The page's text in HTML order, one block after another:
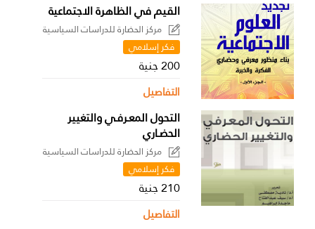
القيم في الظاهرة الاجتماعية
مركز الحضارة للدراسات السياسية
فكر إسلامي
200 جنية
التفاصيل
التحول المعـرفـي والتغيير
الحضـاري
مركز الحضارة للدراسات السياسية
فكر إسلامي
210 جنية
التفاصيل